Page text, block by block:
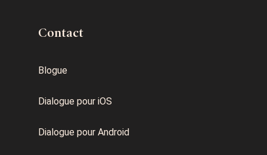
Contact
Blogue
Dialogue pour iOS
Dialogue pour Android